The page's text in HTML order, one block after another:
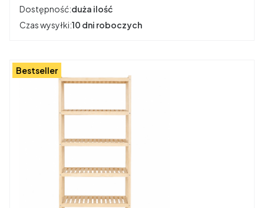
Dostępność:duża ilość
Czas wysyłki:10 dni roboczych
Bestseller